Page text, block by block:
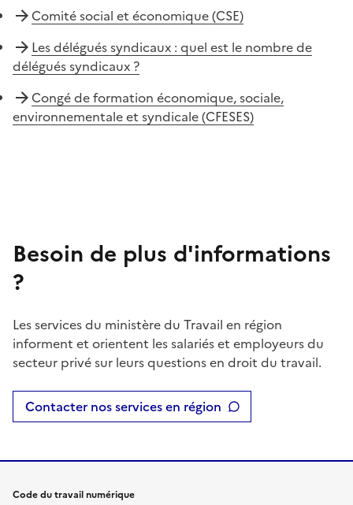
Comité social et économique (CSE)
Les délégués syndicaux : quel est le nombre de
délégués syndicaux ?
Congé de formation économique, sociale,
environnementale et syndicale (CFESES)
Besoin de plus d'informations
?
Les services du ministère du Travail en région
informent et orientent les salariés et employeurs du
secteur privé sur leurs questions en droit du travail.
Contacter nos services en région
Code du travail numérique